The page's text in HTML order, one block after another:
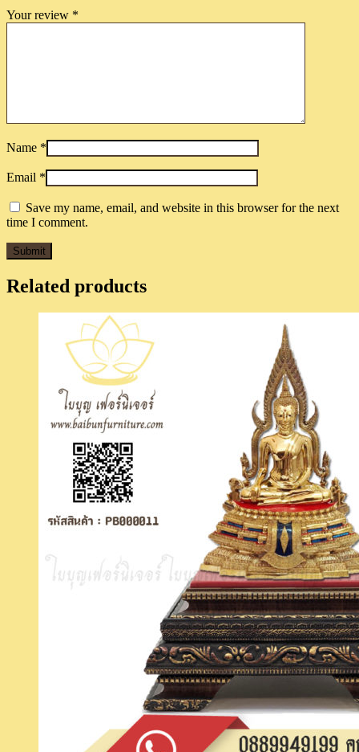
Your review *
Name *
Email *
Save my name, email, and website in this browser for the next
time I comment.
Related products